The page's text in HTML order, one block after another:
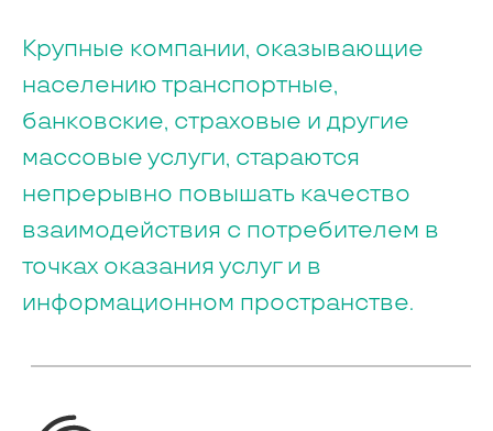
Крупные компании, оказывающие
населению транспортные,
банковские, страховые и другие
массовые услуги, стараются
непрерывно повышать качество
взаимодействия с потребителем в
точках оказания услуг и в
информационном пространстве.